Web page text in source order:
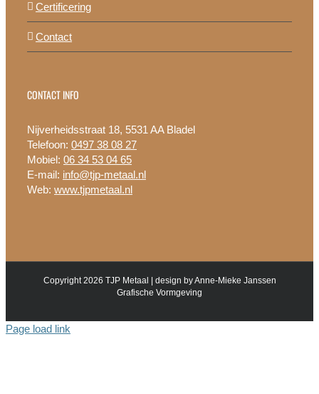
Certificering
Contact
CONTACT INFO
Nijverheidsstraat 18, 5531 AA Bladel
Telefoon: 0497 38 08 27
Mobiel: 06 34 53 04 65
E-mail: info@tjp-metaal.nl
Web: www.tjpmetaal.nl
Copyright 2026 TJP Metaal | design by Anne-Mieke Janssen
Grafische Vormgeving
Page load link